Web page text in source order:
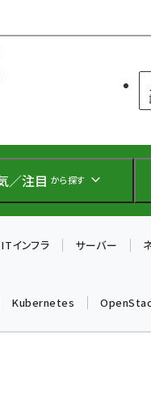
／注目 から探す
ITインフラ サーバー
Kubernetes